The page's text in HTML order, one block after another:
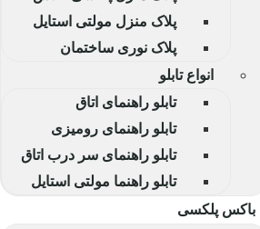
پلاک منزل مولتی استایل
پلاک نوری ساختمان
انواع تابلو
تابلو راهنمای اتاق
تابلو راهنمای رومیزی
تابلو راهنمای سر درب اتاق
تابلو راهنما مولتی استایل
باکس پلکسی